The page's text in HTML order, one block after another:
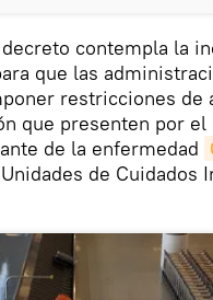
contempla la
que las
restricciones de
que presenten por el
de la enfermedad
de Cuidados